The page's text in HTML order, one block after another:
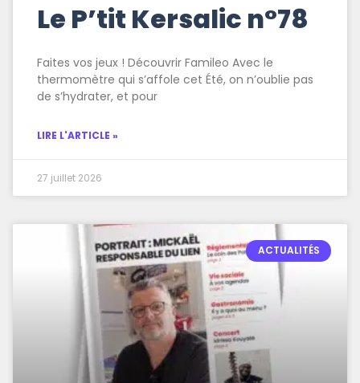
Le P’tit Kersalic n°78
Faites vos jeux ! Découvrir Famileo Avec le
thermomètre qui s’affole cet Été, on n’oublie pas
de s’hydrater, et pour
LIRE L'ARTICLE »
27 juillet 2026
ACTUALITÉS